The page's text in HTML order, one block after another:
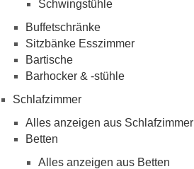
Schwingstühle
Buffetschränke
Sitzbänke Esszimmer
Bartische
Barhocker & -stühle
Schlafzimmer
Alles anzeigen aus Schlafzimmer
Betten
Alles anzeigen aus Betten